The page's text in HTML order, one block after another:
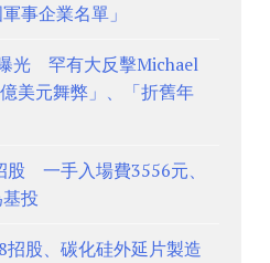
事企業名單」
光 罕有大反擊Michael
美元舞弊」、「折舊年
股 一手入場費3556元、
投
招股、碳化硅外延片製造